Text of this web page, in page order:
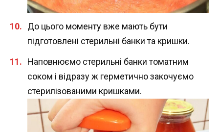
До цього моменту вже мають бути
підготовлені стерильні банки та кришки.
Наповнюємо стерильні банки томатним
соком і відразу ж герметично закочуємо
стерилізованими кришками.